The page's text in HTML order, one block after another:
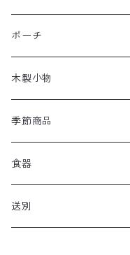
ポーチ
木製小物
季節商品
食器
送別